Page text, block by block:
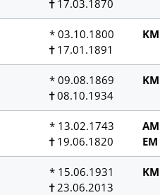
17.03.1870
* 03.10.1800
17.01.1891
KM
* 09.08.1869
08.10.1934
KM
* 13.02.1743
19.06.1820
AM
EM
* 15.06.1931
23.06.2013
KM